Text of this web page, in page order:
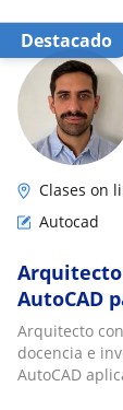
Destacado
Clases on
Autocad
Arquitecto
AutoCAD
Arquitecto
docencia e
AutoCAD